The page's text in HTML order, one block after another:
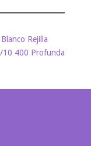
Rejilla
10 400 Profunda